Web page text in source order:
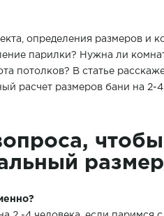
определения размеров и
парилки? Нужна ли
потолков? В статье
расчет размеров бани на 2-4
чтобы